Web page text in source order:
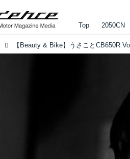
Top 2050CN
【Beauty & Bike】うさことCB650R